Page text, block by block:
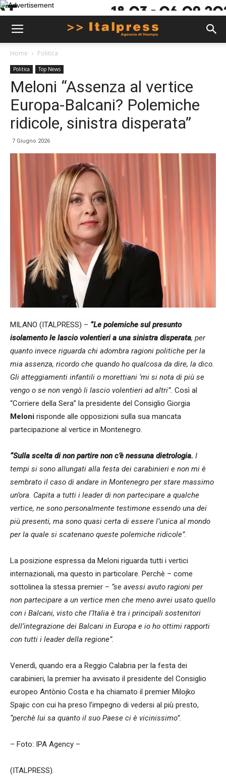
Home Politica
Politica Top News
Meloni “Assenza al vertice
Europa-Balcani? Polemiche
ridicole, sinistra disperata”
7 Giugno 2026
MILANO (ITALPRESS) – “Le polemiche sul presunto
isolamento le lascio volentieri a una sinistra disperata, per
quanto invece riguarda chi adombra ragioni politiche per la
mia assenza, ricordo che quando ho qualcosa da dire, la dico.
Gli atteggiamenti infantili o morettiani ‘mi si nota di più se
vengo o se non vengò li lascio volentieri ad altri”. Così al
“Corriere della Sera” la presidente del Consiglio Giorgia
Meloni risponde alle opposizioni sulla sua mancata
partecipazione al vertice in Montenegro.
“Sulla scelta di non partire non c’è nessuna dietrologia. I
tempi si sono allungati alla festa dei carabinieri e non mi è
sembrato il caso di andare in Montenegro per stare massimo
un’ora. Capita a tutti i leader di non partecipare a qualche
vertice, ne sono personalmente testimone essendo una dei
più presenti, ma sono quasi certa di essere l’unica al mondo
per la quale si scatenano queste polemiche ridicole”.
La posizione espressa da Meloni riguarda tutti i vertici
internazionali, ma questo in particolare. Perchè – come
sottolinea la stessa premier – “se avessi avuto ragioni per
non partecipare a un vertice men che meno avrei usato quello
con i Balcani, visto che l’Italia è tra i principali sostenitori
dell’integrazione dei Balcani in Europa e io ho ottimi rapporti
con tutti i leader della regione”.
Venerdì, quando era a Reggio Calabria per la festa dei
carabinieri, la premier ha avvisato il presidente del Consiglio
europeo Antònio Costa e ha chiamato il premier Milojko
Spajic con cui ha preso l’impegno di vedersi al più presto,
“perchè lui sa quanto il suo Paese ci è vicinissimo”.
– Foto: IPA Agency –
(ITALPRESS).